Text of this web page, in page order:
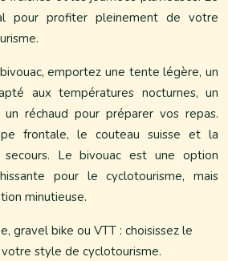
pour profiter pleinement de votre
emportez une tente légère, un
aux températures nocturnes, un
réchaud pour préparer vos repas.
frontale, le couteau suisse et la
Le bivouac est une option
pour le cyclotourisme, mais
minutieuse.
gravel bike ou VTT : choisissez le
style de cyclotourisme.